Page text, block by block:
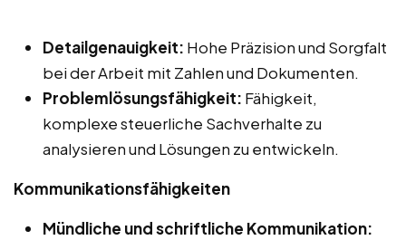
Detailgenauigkeit: Hohe Präzision und Sorgfalt
bei der Arbeit mit Zahlen und Dokumenten.
Problemlösungsfähigkeit: Fähigkeit,
komplexe steuerliche Sachverhalte zu
analysieren und Lösungen zu entwickeln.
Kommunikationsfähigkeiten
Mündliche und schriftliche Kommunikation: